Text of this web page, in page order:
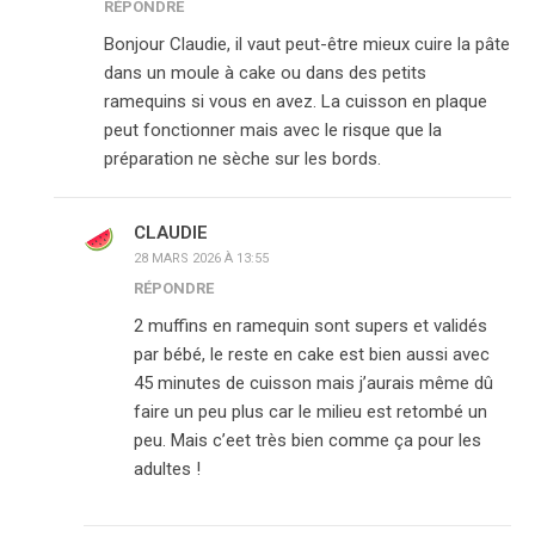
RÉPONDRE
Bonjour Claudie, il vaut peut-être mieux cuire la pâte
dans un moule à cake ou dans des petits
ramequins si vous en avez. La cuisson en plaque
peut fonctionner mais avec le risque que la
préparation ne sèche sur les bords.
CLAUDIE
28 MARS 2026 À 13:55
RÉPONDRE
2 muffins en ramequin sont supers et validés
par bébé, le reste en cake est bien aussi avec
45 minutes de cuisson mais j’aurais même dû
faire un peu plus car le milieu est retombé un
peu. Mais c’eet très bien comme ça pour les
adultes !